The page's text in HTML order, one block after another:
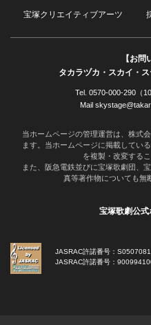
宝塚クリエイティブアーツ
【お問
タカラヅカ・スカイ・
Tel. 0570-000-290（
Mail
当ホームページの管理運営は、株式
ます。当ホームページに掲載してい
を複製・改変する
また、阪急電鉄並びに宝塚歌劇団、
真等著作物についても無
宝塚歌劇公
JASRAC許諾番号：
JASRAC許諾番号：